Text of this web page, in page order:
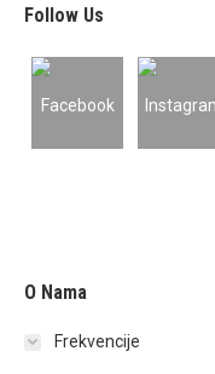
Follow Us
O Nama
Frekvencije